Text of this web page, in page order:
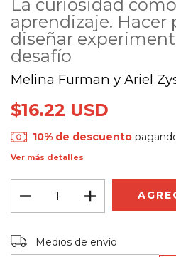
La curiosidad
aprendizaje. Hacer
diseñar
desafío
Melina Furman y Ariel
$16.22 USD
10% de descuento
Ver más detalles
Entregas para el CP:
Medios de envío